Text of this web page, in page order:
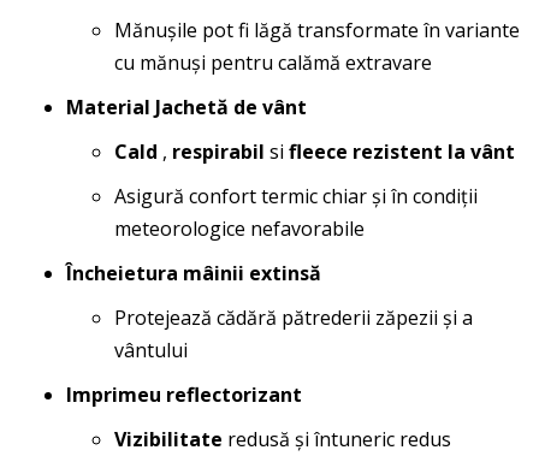
Mănușile pot fi lăgă transformate în variante
cu mănuși pentru calămă extravare
Material Jachetă de vânt
Cald , respirabil si fleece rezistent la vânt
Asigură confort termic chiar și în condiții
meteorologice nefavorabile
Încheietura mâinii extinsă
Protejează cădără pătrederii zăpezii și a
vântului
Imprimeu reflectorizant
Vizibilitate redusă și întuneric redus